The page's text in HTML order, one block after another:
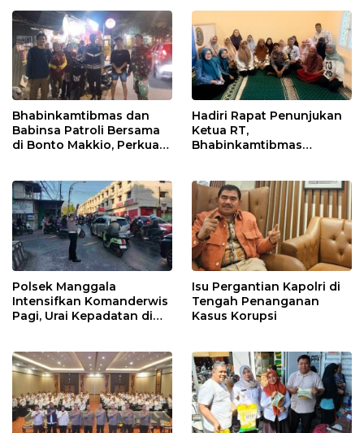
Bhabinkamtibmas dan
Babinsa Patroli Bersama
di Bonto Makkio, Perkuat
Hadiri Rapat Penunjukan
Ketua RT,
Bhabinkamtibmas
dengan Warga
Polsek Manggala
Intensifkan Komanderwis
Pagi, Urai Kepadatan di
Isu Pergantian Kapolri di
Tengah Penanganan
Kasus Korupsi